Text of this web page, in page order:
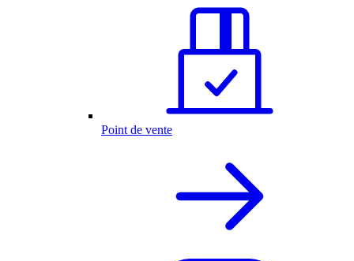
Point de vente